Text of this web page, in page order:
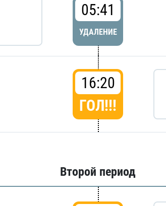
05:41
УДАЛЕНИЕ
16:20
ГОЛ!!!
Второй период